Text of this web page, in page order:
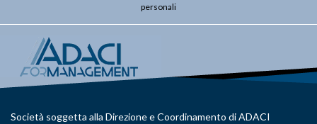
personali
Società soggetta alla Direzione e Coordinamento di ADACI